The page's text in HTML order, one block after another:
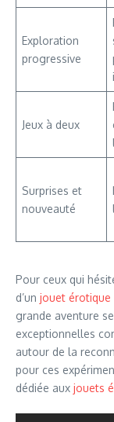
Exploration
progressive
Jeux à deux
Surprises et
nouveauté
Pour ceux qui
d’un jouet érotique
grande aventure
exceptionnelles
autour de la
pour ces
dédiée aux jouets